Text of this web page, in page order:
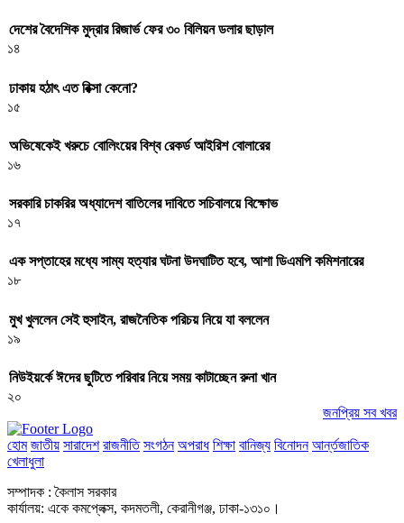
দেশের বৈদেশিক মুদ্রার রিজার্ভ ফের ৩০ বিলিয়ন ডলার ছাড়াল
১৪
ঢাকায় হঠাৎ এত রিক্সা কেনো?
১৫
অভিষেকেই খরুচে বোলিংয়ের বিশ্ব রেকর্ড আইরিশ বোলারের
১৬
সরকারি চাকরির অধ্যাদেশ বাতিলের দাবিতে সচিবালয়ে বিক্ষোভ
১৭
এক সপ্তাহের মধ্যে সাম্য হত্যার ঘটনা উদঘাটিত হবে, আশা ডিএমপি কমিশনারের
১৮
মুখ খুললেন সেই হুসাইন, রাজনৈতিক পরিচয় নিয়ে যা বললেন
১৯
নিউইয়র্কে ঈদের ছুটিতে পরিবার নিয়ে সময় কাটাচ্ছেন রুনা খান
২০
জনপ্রিয় সব খবর
হোম জাতীয় সারাদেশ রাজনীতি সংগঠন অপরাধ শিক্ষা বানিজ্য বিনোদন আর্ন্তজাতিক
খেলাধুলা
সম্পাদক : কৈলাস সরকার
কার্যালয়: একে কমপ্লেক্স, কদমতলী, কেরানীগঞ্জ, ঢাকা-১৩১০।